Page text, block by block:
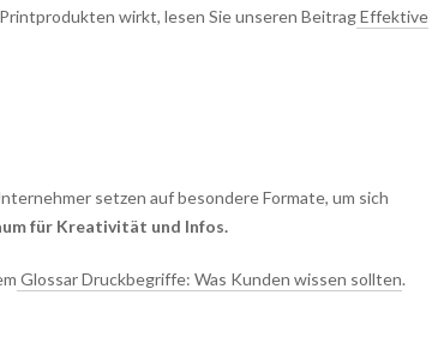
wirkt, lesen Sie unseren BeitragEffektive
setzen auf besondere Formate, um sich
für Kreativität und Infos.
Glossar Druckbegriffe: Was Kunden wissen sollten.